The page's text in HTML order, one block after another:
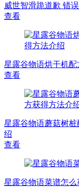
威世智滑跪道歉 错
查看
星露谷物语烘干机
查看
星露谷物语蘑菇树
绍
查看
星露谷物语菜谱怎